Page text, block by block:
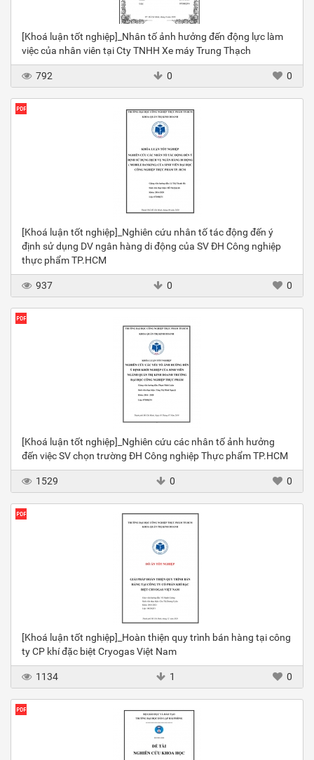
[Khoá luận tốt nghiệp]_Nhân tố ảnh hưởng đến động lực làm
việc của nhân viên tại Cty TNHH Xe máy Trung Thạch
792 0 0
[Khoá luận tốt nghiệp]_Nghiên cứu nhân tố tác động đến ý
định sử dụng DV ngân hàng di động của SV ĐH Công nghiệp
thực phẩm TP.HCM
937 0 0
[Khoá luận tốt nghiệp]_Nghiên cứu các nhân tố ảnh hưởng
đến việc SV chọn trường ĐH Công nghiệp Thực phẩm TP.HCM
1529 0 0
[Khoá luận tốt nghiệp]_Hoàn thiện quy trình bán hàng tại công
ty CP khí đặc biệt Cryogas Việt Nam
1134 1 0